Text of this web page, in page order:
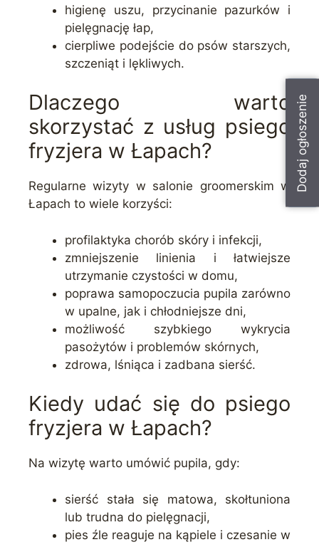
Dodaj ogłoszenie
higienę uszu, przycinanie pazurków i
pielęgnację łap,
cierpliwe podejście do psów starszych,
szczeniąt i lękliwych.
Dlaczego warto
skorzystać z usług psiego
fryzjera w Łapach?
Regularne wizyty w salonie groomerskim w
Łapach to wiele korzyści:
profilaktyka chorób skóry i infekcji,
zmniejszenie linienia i łatwiejsze
utrzymanie czystości w domu,
poprawa samopoczucia pupila zarówno
w upalne, jak i chłodniejsze dni,
możliwość szybkiego wykrycia
pasożytów i problemów skórnych,
zdrowa, lśniąca i zadbana sierść.
Kiedy udać się do psiego
fryzjera w Łapach?
Na wizytę warto umówić pupila, gdy:
sierść stała się matowa, skołtuniona
lub trudna do pielęgnacji,
pies źle reaguje na kąpiele i czesanie w